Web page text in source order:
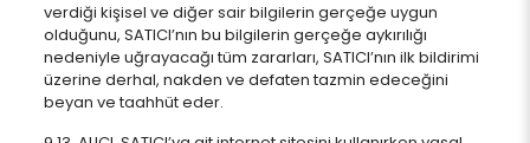
verdiği kişisel ve diğer sair bilgilerin gerçeğe uygun
olduğunu, SATICI’nın bu bilgilerin gerçeğe aykırılığı
nedeniyle uğrayacağı tüm zararları, SATICI’nın ilk bildirimi
üzerine derhal, nakden ve defaten tazmin edeceğini
beyan ve taahhüt eder.